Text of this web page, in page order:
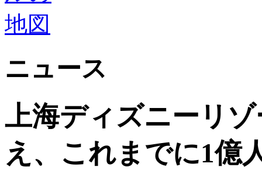
ニュース
上海ディズニーリ
え、これまでに1億